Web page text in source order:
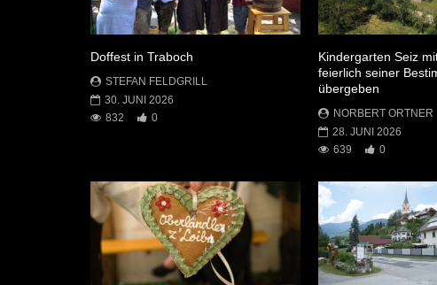
Doffest in Traboch
STEFAN FELDGRILL
30. JUNI 2026
832
0
Kindergarten Seiz
feierlich seiner
übergeben
NORBERT ORTNER
28. JUNI 2026
639
0